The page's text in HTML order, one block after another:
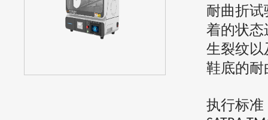
耐曲折
着的状态
生裂纹以
鞋底的耐
执行标准